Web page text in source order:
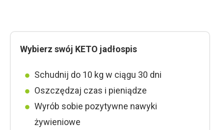
Wybierz swój KETO jadłospis
Schudnij do 10 kg w ciągu 30 dni
Oszczędzaj czas i pieniądze
Wyrób sobie pozytywne nawyki
żywieniowe